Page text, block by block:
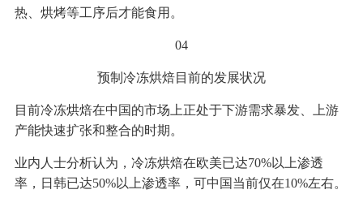
热、烘烤等工序后才能食用。
04
预制冷冻烘焙目前的发展状况
目前冷冻烘焙在中国的市场上正处于下游需求暴发、上游
产能快速扩张和整合的时期。
业内人士分析认为，冷冻烘焙在欧美已达70%以上渗透
率，日韩已达50%以上渗透率，可中国当前仅在10%左右。